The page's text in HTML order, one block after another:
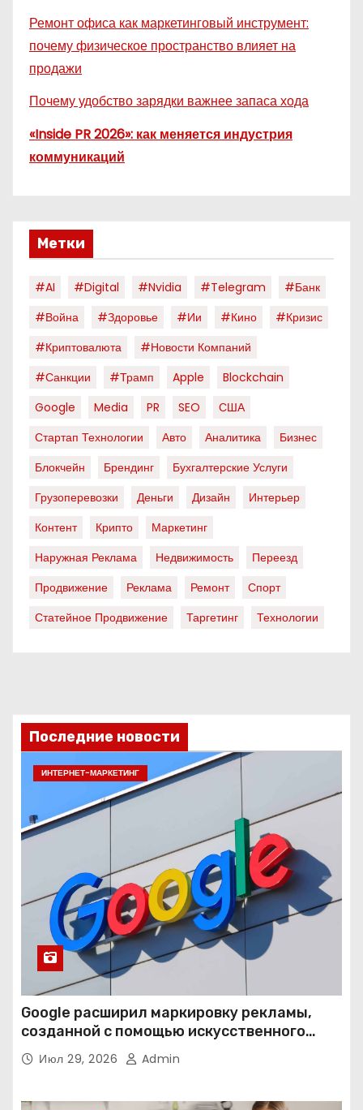
Ремонт офиса как маркетинговый инструмент:
почему физическое пространство влияет на
продажи
Почему удобство зарядки важнее запаса хода
«Inside PR 2026»: как меняется индустрия
коммуникаций
Метки
#AI #digital #nvidia #telegram
#банк
#война
#здоровье #ии #кино
#кризис
#криптовалюта
#новости Компаний
#санкции
#трамп Apple
Blockchain
Google
Media PR SEO
США
Стартап Технологии
Авто Аналитика
Бизнес
Блокчейн
Брендинг
Бухгалтерские Услуги
Грузоперевозки
Деньги Дизайн
Интерьер
Контент
Крипто
Маркетинг
Наружная Реклама
Недвижимость
Переезд
Продвижение
Реклама Ремонт
Спорт
Статейное Продвижение
Таргетинг Технологии
Последние новости
ИНТЕРНЕТ-МАРКЕТИНГ
Google расширил маркировку рекламы,
созданной с помощью искусственного
интеллекта
Июл 29, 2026 Admin